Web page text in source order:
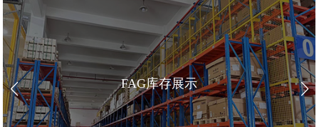
FAG库存展示